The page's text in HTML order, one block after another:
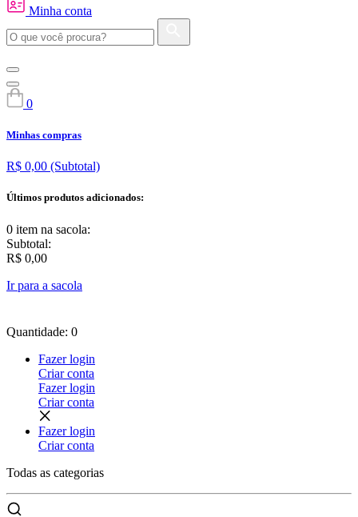
Minha conta
0
Minhas compras
R$ 0,00 (Subtotal)
Últimos produtos adicionados:
0 item na sacola:
Subtotal:
R$ 0,00
Ir para a sacola
Quantidade: 0
Fazer login
Criar conta
Fazer login
Criar conta
Fazer login
Criar conta
Todas as categorias